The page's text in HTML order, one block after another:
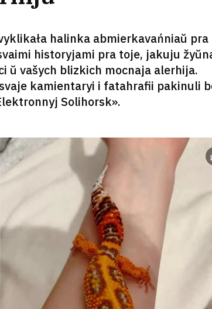
halinka abmierkavańniaŭ pra
historyjami pra toje, jakuju
ŭ vašych blizkich mocnaja alerhija.
kamientaryi i fatahrafii pakinuli
Solihorsk».